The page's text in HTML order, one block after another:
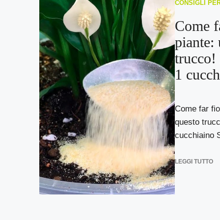
CONSIGLI
Come
piante:
trucco!
1
Come far
questo
cucchiaino
LEGGI TUTTO